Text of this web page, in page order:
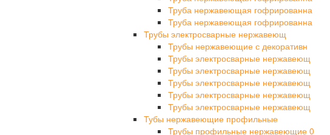
Труба нержавеющая гофрированна
Труба нержавеющая гофрированна
Трубы электросварные нержавеющ
Трубы нержавеющие с декоративн
Трубы электросварные нержавеющ
Трубы электросварные нержавеющ
Трубы электросварные нержавеющ
Трубы электросварные нержавеющ
Трубы электросварные нержавеющ
Тубы нержавеющие профильные
Трубы профильные нержавеющие 0